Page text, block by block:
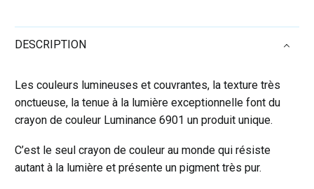
PAYNE
508
DESCRIPTION
Les couleurs lumineuses et couvrantes, la texture très
onctueuse, la tenue à la lumière exceptionnelle font du
crayon de couleur Luminance 6901 un produit unique.
C’est le seul crayon de couleur au monde qui résiste
autant à la lumière et présente un pigment très pur.